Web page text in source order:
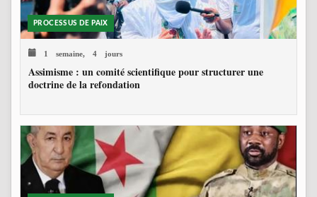
PROCESSUS DE PAIX
1 semaine, 4 jours
Assimisme : un comité scientifique pour structurer une
doctrine de la refondation